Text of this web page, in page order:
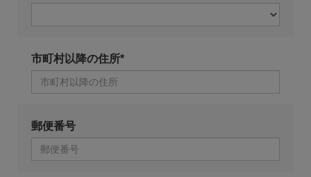
市町村以降の住所*
郵便番号